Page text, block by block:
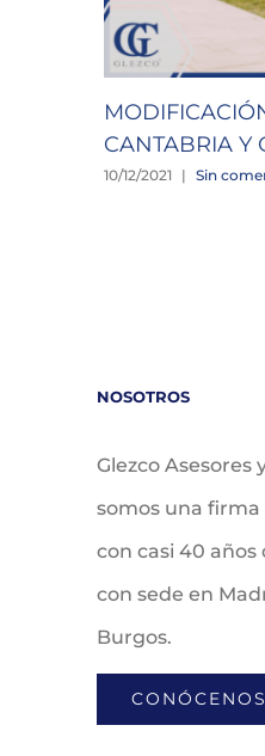
CANTABRIA Y
10/12/2021 | Sin
NOSOTROS
Glezco Asesores
somos una firma
con casi 40
con sede en
Burgos.
CONÓCENOS